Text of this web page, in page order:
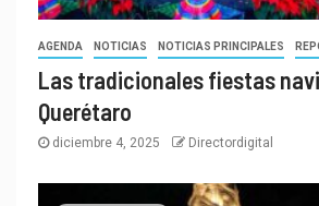
AGENDA NOTICIAS NOTICIAS PRINCIPALES
Las tradicionales fiestas
Querétaro
diciembre 4, 2025 Directordigital